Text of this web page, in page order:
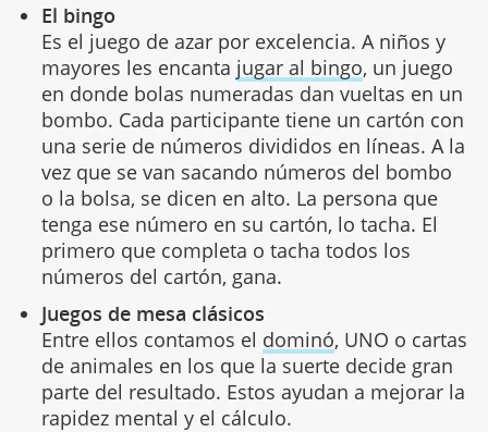
El bingo
Es el juego de azar por excelencia. A niños y
mayores les encanta jugar al bingo, un juego
en donde bolas numeradas dan vueltas en un
bombo. Cada participante tiene un cartón con
una serie de números divididos en líneas. A la
vez que se van sacando números del bombo
o la bolsa, se dicen en alto. La persona que
tenga ese número en su cartón, lo tacha. El
primero que completa o tacha todos los
números del cartón, gana.
Juegos de mesa clásicos
Entre ellos contamos el dominó, UNO o cartas
de animales en los que la suerte decide gran
parte del resultado. Estos ayudan a mejorar la
rapidez mental y el cálculo.